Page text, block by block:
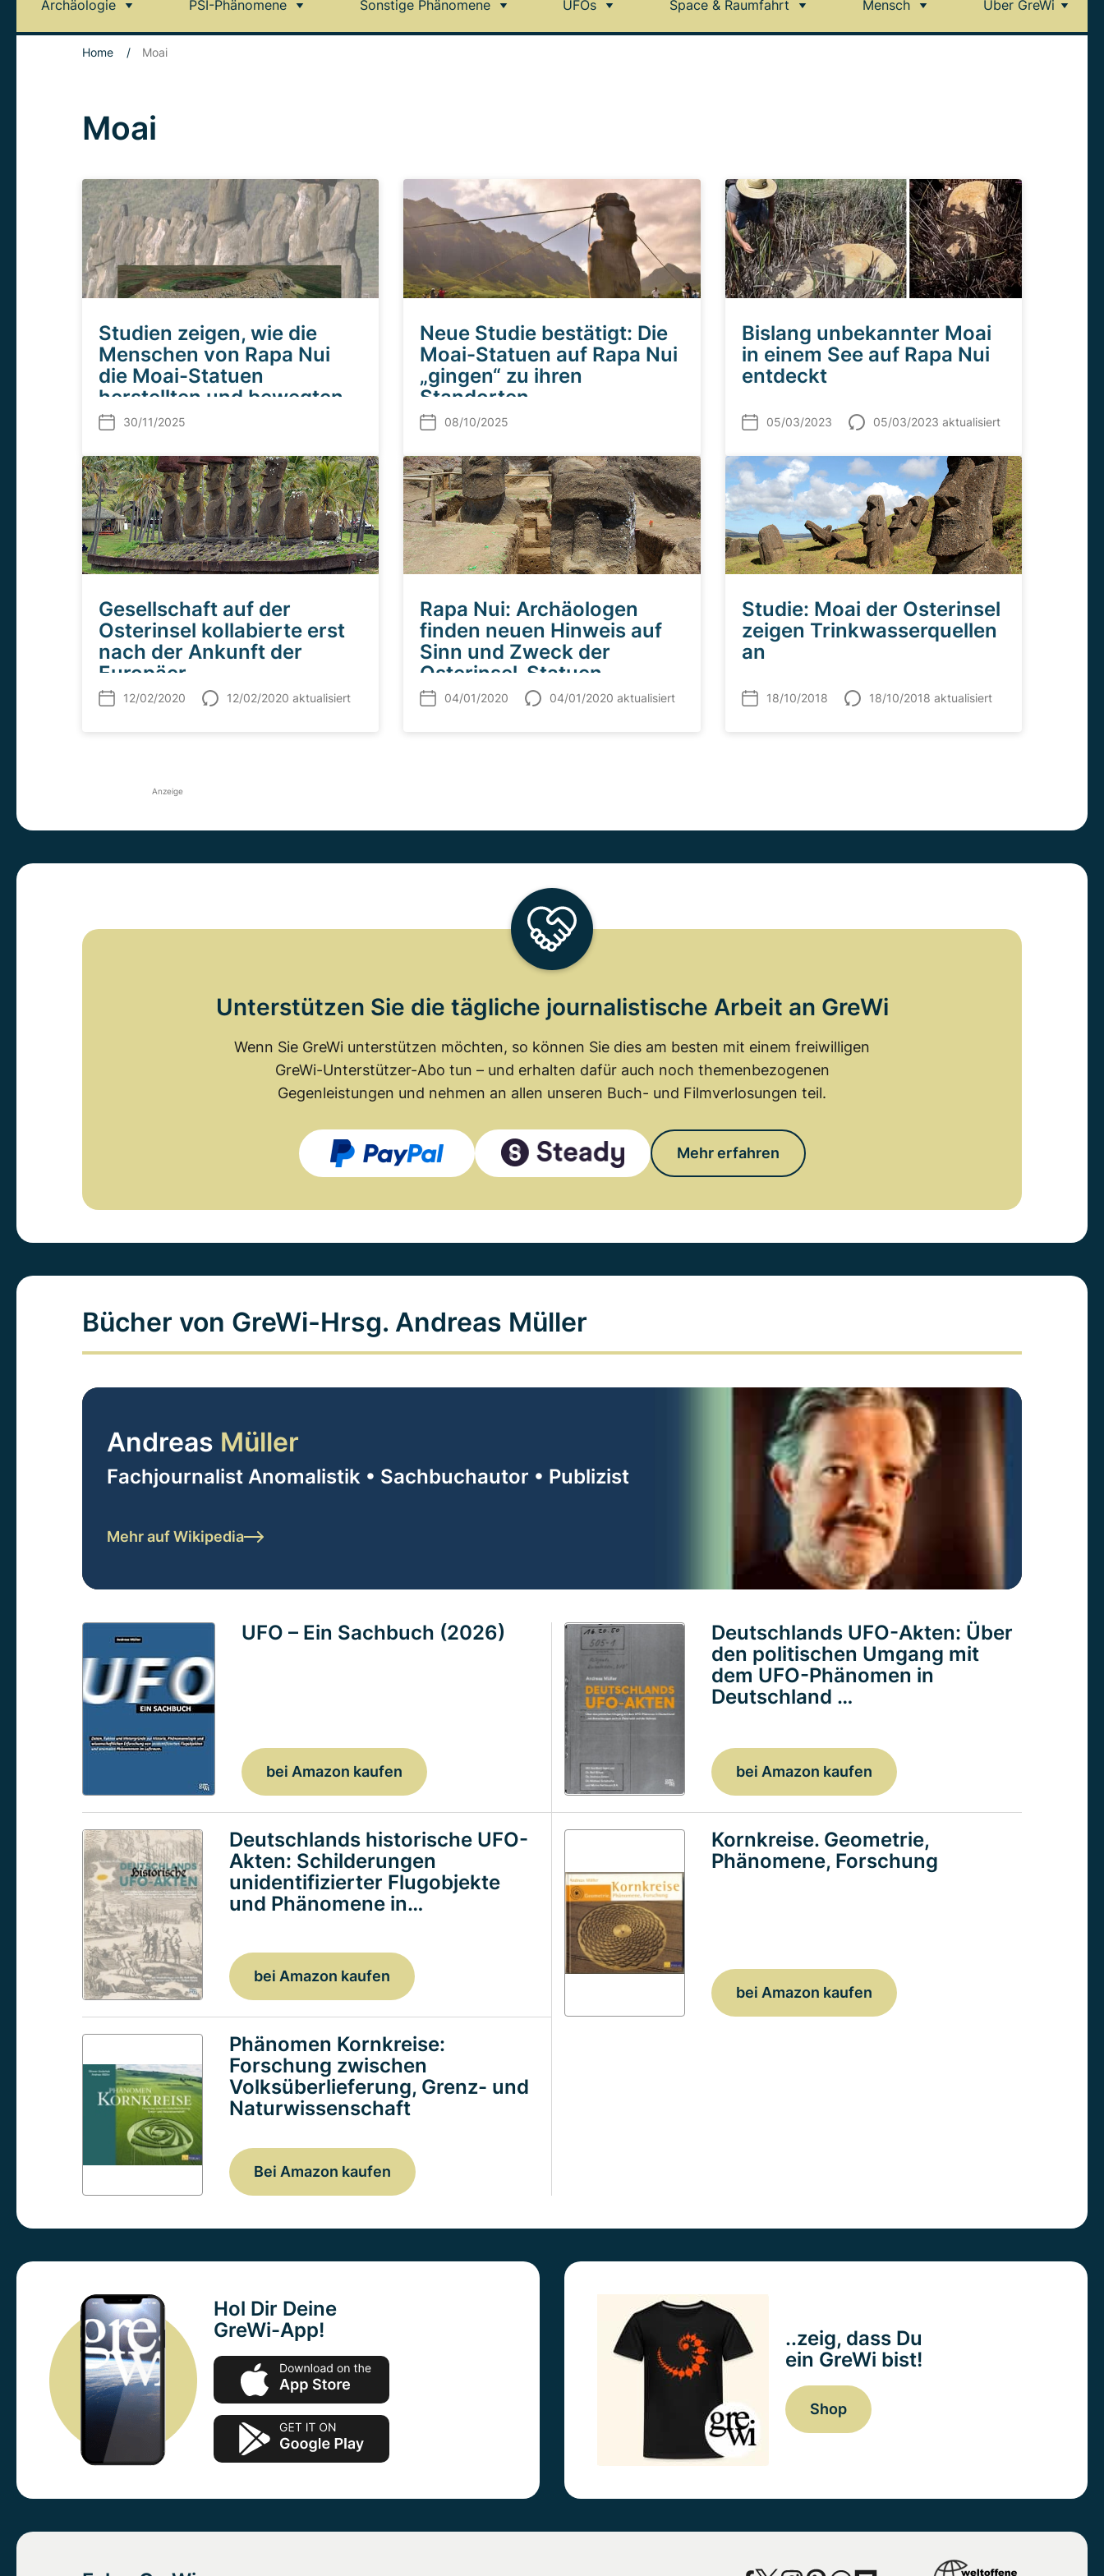
Archäologie PSI-Phänomene Sonstige Phänomene UFOs Space & Raumfahrt Mensch Über GreWi
Home / Moai
Moai
Studien zeigen, wie die
Menschen von Rapa Nui
die Moai-Statuen
herstellten und bewegten –
und was die Entwaldung
30/11/2025
Neue Studie bestätigt: Die
Moai-Statuen auf Rapa Nui
„gingen“ zu ihren
Standorten
08/10/2025
Bislang unbekannter Moai
in einem See auf Rapa Nui
entdeckt
05/03/2023 05/03/2023 aktualisiert
Gesellschaft auf der
Osterinsel kollabierte erst
nach der Ankunft der
Europäer
12/02/2020 12/02/2020 aktualisiert
Rapa Nui: Archäologen
finden neuen Hinweis auf
Sinn und Zweck der
Osterinsel-Statuen
04/01/2020 04/01/2020 aktualisiert
Studie: Moai der Osterinsel
zeigen Trinkwasserquellen
an
18/10/2018 18/10/2018 aktualisiert
Anzeige
Unterstützen Sie die tägliche journalistische Arbeit an GreWi
Wenn Sie GreWi unterstützen möchten, so können Sie dies am besten mit einem freiwilligen
GreWi-Unterstützer-Abo tun – und erhalten dafür auch noch themenbezogenen
Gegenleistungen und nehmen an allen unseren Buch- und Filmverlosungen teil.
Mehr erfahren
Bücher von GreWi-Hrsg. Andreas Müller
Andreas Müller
Fachjournalist Anomalistik • Sachbuchautor • Publizist
Mehr auf Wikipedia
UFO – Ein Sachbuch (2026)
bei Amazon kaufen
Deutschlands UFO-Akten: Über
den politischen Umgang mit
dem UFO-Phänomen in
Deutschland …
bei Amazon kaufen
Deutschlands historische UFO-
Akten: Schilderungen
unidentifizierter Flugobjekte
und Phänomene in…
bei Amazon kaufen
Kornkreise. Geometrie,
Phänomene, Forschung
bei Amazon kaufen
Phänomen Kornkreise:
Forschung zwischen
Volksüberlieferung, Grenz- und
Naturwissenschaft
Bei Amazon kaufen
Hol Dir Deine
GreWi-App!
..zeig, dass Du
ein GreWi bist!
Shop